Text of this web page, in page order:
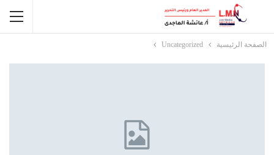
الصفحة الرئيسية Uncategorized